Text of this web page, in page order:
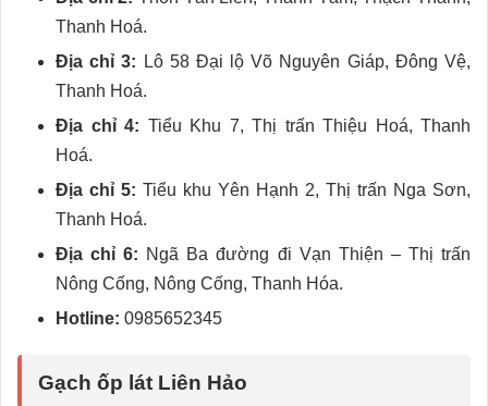
Thanh Hoá.
Địa chỉ 3: Lô 58 Đại lộ Võ Nguyên Giáp, Đông Vệ,
Thanh Hoá.
Địa chỉ 4: Tiểu Khu 7, Thị trấn Thiệu Hoá, Thanh
Hoá.
Địa chỉ 5: Tiểu khu Yên Hạnh 2, Thị trấn Nga Sơn,
Thanh Hoá.
Địa chỉ 6: Ngã Ba đường đi Vạn Thiện – Thị trấn
Nông Cống, Nông Cống, Thanh Hóa.
Hotline: 0985652345
Gạch ốp lát Liên Hảo